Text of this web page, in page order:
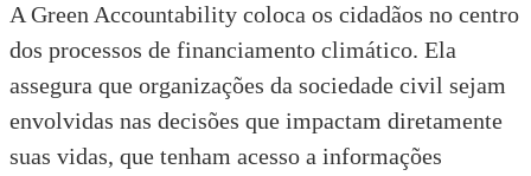
A Green Accountability coloca os cidadãos no centro
dos processos de financiamento climático. Ela
assegura que organizações da sociedade civil sejam
envolvidas nas decisões que impactam diretamente
suas vidas, que tenham acesso a informações